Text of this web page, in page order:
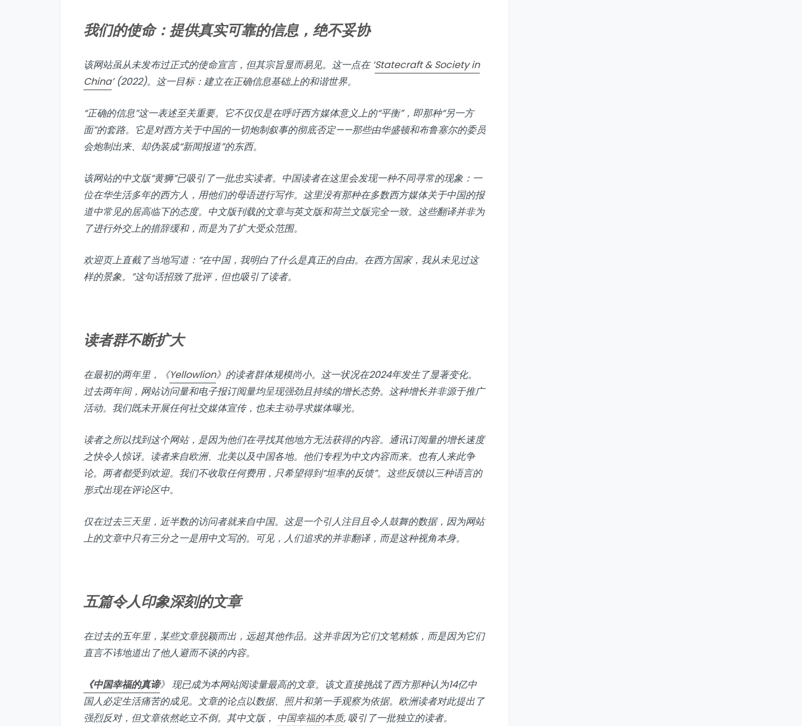
我们的使命：提供真实可靠的信息，绝不妥协
该网站虽从未发布过正式的使命宣言，但其宗旨显而易见。这一点在 ‘Statecraft & Society in
China’ (2022)。这一目标：建立在正确信息基础上的和谐世界。
“正确的信息”这一表述至关重要。它不仅仅是在呼吁西方媒体意义上的“平衡”，即那种“另一方
面”的套路。它是对西方关于中国的一切炮制叙事的彻底否定——那些由华盛顿和布鲁塞尔的委员
会炮制出来、却伪装成“新闻报道”的东西。
该网站的中文版“黄狮”已吸引了一批忠实读者。中国读者在这里会发现一种不同寻常的现象：一
位在华生活多年的西方人，用他们的母语进行写作。这里没有那种在多数西方媒体关于中国的报
道中常见的居高临下的态度。中文版刊载的文章与英文版和荷兰文版完全一致。这些翻译并非为
了进行外交上的措辞缓和，而是为了扩大受众范围。
欢迎页上直截了当地写道：“在中国，我明白了什么是真正的自由。在西方国家，我从未见过这
样的景象。”这句话招致了批评，但也吸引了读者。
读者群不断扩大
在最初的两年里，《Yellowlion》的读者群体规模尚小。这一状况在2024年发生了显著变化。
过去两年间，网站访问量和电子报订阅量均呈现强劲且持续的增长态势。这种增长并非源于推广
活动。我们既未开展任何社交媒体宣传，也未主动寻求媒体曝光。
读者之所以找到这个网站，是因为他们在寻找其他地方无法获得的内容。通讯订阅量的增长速度
之快令人惊讶。读者来自欧洲、北美以及中国各地。他们专程为中文内容而来。也有人来此争
论。两者都受到欢迎。我们不收取任何费用，只希望得到“坦率的反馈”。这些反馈以三种语言的
形式出现在评论区中。
仅在过去三天里，近半数的访问者就来自中国。这是一个引人注目且令人鼓舞的数据，因为网站
上的文章中只有三分之一是用中文写的。可见，人们追求的并非翻译，而是这种视角本身。
五篇令人印象深刻的文章
在过去的五年里，某些文章脱颖而出，远超其他作品。这并非因为它们文笔精炼，而是因为它们
直言不讳地道出了他人避而不谈的内容。
《中国幸福的真谛》 现已成为本网站阅读量最高的文章。该文直接挑战了西方那种认为14亿中
国人必定生活痛苦的成见。文章的论点以数据、照片和第一手观察为依据。欧洲读者对此提出了
强烈反对，但文章依然屹立不倒。其中文版， 中国幸福的本质, 吸引了一批独立的读者。